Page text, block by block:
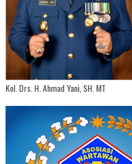
Kol. Drs. H. Ahmad Yani, SH. MT